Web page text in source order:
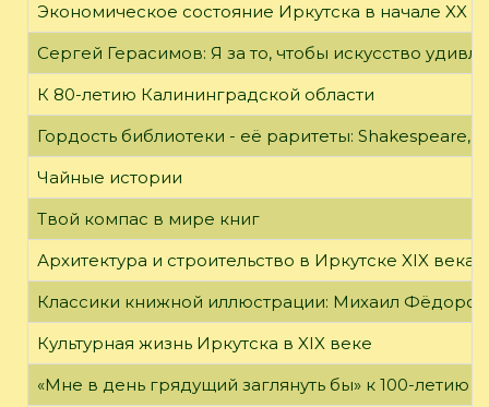
Экономическое состояние Иркутска в начале XX
Сергей Герасимов: Я за то, чтобы искусство
К 80-летию Калининградской области
Гордость библиотеки - её раритеты: Shakespeare,
Чайные истории
Твой компас в мире книг
Архитектура и строительство в Иркутске XIX века
Классики книжной иллюстрации: Михаил Фёдоров
Культурная жизнь Иркутска в XIX веке
«Мне в день грядущий заглянуть бы» к 100-летию